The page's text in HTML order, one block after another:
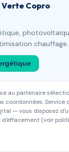
Verte Copro
chauffage.
au partenaire
coordonnées. Service
— vous disposez
(voir